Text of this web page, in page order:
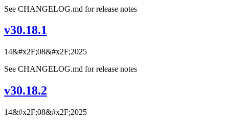
See CHANGELOG.md for release notes
v30.18.1
14&#x2F;08&#x2F;2025
See CHANGELOG.md for release notes
v30.18.2
14&#x2F;08&#x2F;2025